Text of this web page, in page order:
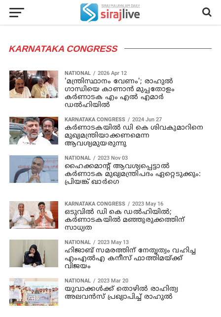
KARNATAKA CONGRESS
NATIONAL 2026 Apr 12
'മന്ത്രിസ്ഥാനം വേണം'; രാഹുൽ
ഗാന്ധിയെ കാണാൻ മുപ്പതോളം
കർണാടക എം എൽ എമാർ
ഡൽഹിയിൽ
KARNATAKA CONGRESS 2024 Jun 27
കര്‍ണാടകയില്‍ ഡി കെ ശിവകുമാറിനെ
മുഖ്യമന്ത്രിയാക്കണമെന്ന
ആവശ്യമുയരുന്നു
NATIONAL 2023 Nov 03
ഹൈക്കമാന്റ് ആവശ്യപ്പെട്ടാൽ
കർണാടക മുഖ്യമന്ത്രിപദം ഏറ്റെടുക്കും:
പ്രിയങ്ക് ഖാർഗെ
KARNATAKA CONGRESS 2023 May 16
ഒടുവില്‍ ഡി കെ ഡല്‍ഹിയിൽ;
കര്‍ണാടകയില്‍ മഞ്ഞുരുക്കത്തിന്
സാധ്യത
NATIONAL 2023 May 13
ഹിജാബ് സമരത്തിന് നേതൃത്വം വഹിച്ച
എംഎല്‍എ കനീസ് ഫാത്തിമയ്ക്ക്
വിജയം
NATIONAL 2023 Mar 20
യുവാക്കള്‍ക്ക് തൊഴില്‍ രാഹിത്യ
അലവന്‍സ് പ്രഖ്യാപിച്ച് രാഹുല്‍